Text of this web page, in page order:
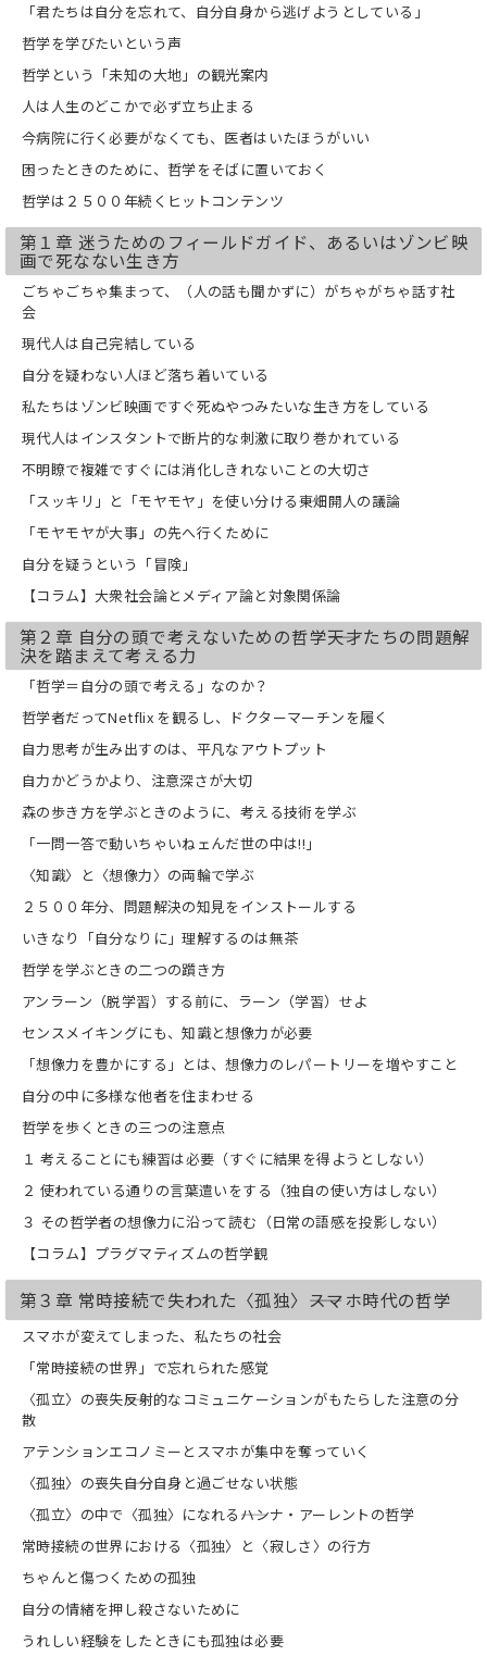
そしてスマホがもたらすさまざまな刺
際限なく流れるコンテンツに時間を奪わ
れていく。
間を失っています。
本書は、スマホが変えてしまった私たち
本当に大切なものを見つめ直すヒントを
伝える1冊です。
・大量のメールを処理するだけで1日が
・せっかくの自由時間を、SNSを眺める
・集中が続かず、本が最後まで読めない
・信号待ちの時間にすら、無意識にスマ
※ 本書は2025年4月に弊社より刊行の
で失われた孤独をめぐる冒険 (ディスカヴ
ご了承ください。
「君たちは自分を忘れて、自分自身から逃げようとしている」
哲学を学びたいという声
哲学という「未知の大地」の観光案内
人は人生のどこかで必ず立ち止まる
今病院に行く必要がなくても、医者はいたほうがいい
困ったときのために、哲学をそばに置いておく
哲学は２５００年続くヒットコンテンツ
第１章 迷うためのフィールドガイド、あるいはゾンビ映
画で死なない生き方
ごちゃごちゃ集まって、（人の話も聞かずに）がちゃがちゃ話す社
会
現代人は自己完結している
自分を疑わない人ほど落ち着いている
私たちはゾンビ映画ですぐ死ぬやつみたいな生き方をしている
現代人はインスタントで断片的な刺激に取り巻かれている
不明瞭で複雑ですぐには消化しきれないことの大切さ
「スッキリ」と「モヤモヤ」を使い分ける――東畑開人の議論
「モヤモヤが大事」の先へ行くために
自分を疑うという「冒険」
【コラム】大衆社会論とメディア論と対象関係論
第２章 自分の頭で考えないための哲学――天才たちの問題解
決を踏まえて考える力
「哲学＝自分の頭で考える」なのか？
哲学者だってNetflix を観るし、ドクターマーチンを履く
自力思考が生み出すのは、平凡なアウトプット
自力かどうかより、注意深さが大切
森の歩き方を学ぶときのように、考える技術を学ぶ
「一問一答で動いちゃいねェんだ世の中は!!」
〈知識〉と〈想像力〉の両輪で学ぶ
２５００年分、問題解決の知見をインストールする
いきなり「自分なりに」理解するのは無茶
哲学を学ぶときの二つの躓き方
アンラーン（脱学習）する前に、ラーン（学習）せよ
センスメイキングにも、知識と想像力が必要
「想像力を豊かにする」とは、想像力のレパートリーを増やすこと
自分の中に多様な他者を住まわせる
哲学を歩くときの三つの注意点
１ 考えることにも練習は必要（すぐに結果を得ようとしない）
２ 使われている通りの言葉遣いをする（独自の使い方はしない）
３ その哲学者の想像力に沿って読む（日常の語感を投影しない）
【コラム】プラグマティズムの哲学観
第３章 常時接続で失われた〈孤独〉――スマホ時代の哲学
スマホが変えてしまった、私たちの社会
「常時接続の世界」で忘れられた感覚
〈孤立〉の喪失――反射的なコミュニケーションがもたらした注意の分
散
アテンションエコノミーとスマホが集中を奪っていく
〈孤独〉の喪失――自分自身と過ごせない状態
〈孤立〉の中で〈孤独〉になれる――ハンナ・アーレントの哲学
常時接続の世界における〈孤独〉と〈寂しさ〉の行方
ちゃんと傷つくための孤独
自分の情緒を押し殺さないために
うれしい経験をしたときにも孤独は必要